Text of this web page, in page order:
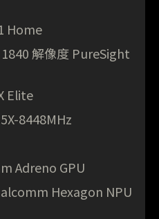
Home
解像度 PureSight
Elite
8448MHz
Adreno GPU
Hexagon NPU